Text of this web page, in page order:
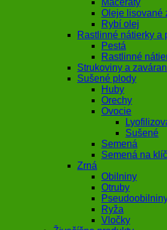
Maceráty
Oleje lisované
Rybí olej
Rastlinné nátierky a
Pestá
Rastlinné
Strukoviny a
Sušené plody
Huby
Orechy
Ovocie
Sušené
Semená
Semená na
Zrná
Obilniny
Otruby
Ryža
Vločky